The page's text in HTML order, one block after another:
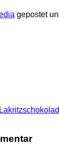
gepostet